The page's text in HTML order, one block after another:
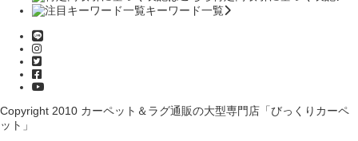
キーワード一覧
Copyright 2010 カーペット＆ラグ通販の大型専門店「びっくりカーペ
ット」